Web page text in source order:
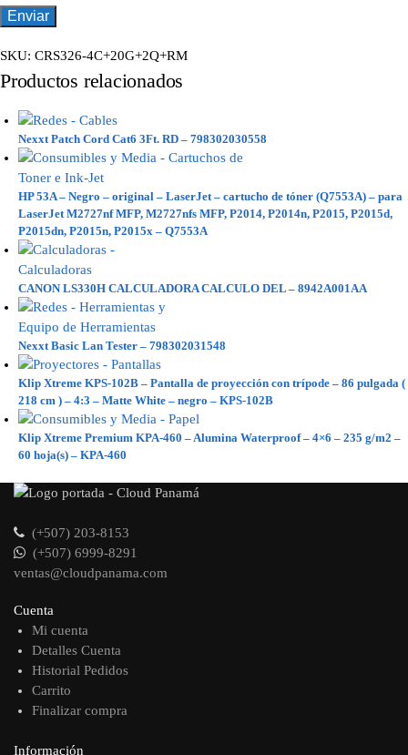
SKU: CRS326-4C+20G+2Q+RM
Productos relacionados
Nexxt Patch Cord Cat6 3Ft. RD – 798302030558
HP 53A – Negro – original – LaserJet – cartucho de tóner (Q7553A) – para
LaserJet M2727nf MFP, M2727nfs MFP, P2014, P2014n, P2015, P2015d,
P2015dn, P2015n, P2015x – Q7553A
CANON LS330H CALCULADORA CALCULO DEL – 8942A001AA
Nexxt Basic Lan Tester – 798302031548
Klip Xtreme KPS-102B – Pantalla de proyección con trípode – 86 pulgada (
218 cm ) – 4:3 – Matte White – negro – KPS-102B
Klip Xtreme Premium KPA-460 – Alumina Waterproof – 4×6 – 235 g/m2 –
60 hoja(s) – KPA-460
(+507) 203-8153
(+507) 6999-8291
ventas@cloudpanama.com
Cuenta
Mi cuenta
Detalles Cuenta
Historial Pedidos
Carrito
Finalizar compra
Información